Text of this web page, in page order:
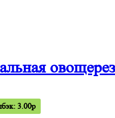
3.00p